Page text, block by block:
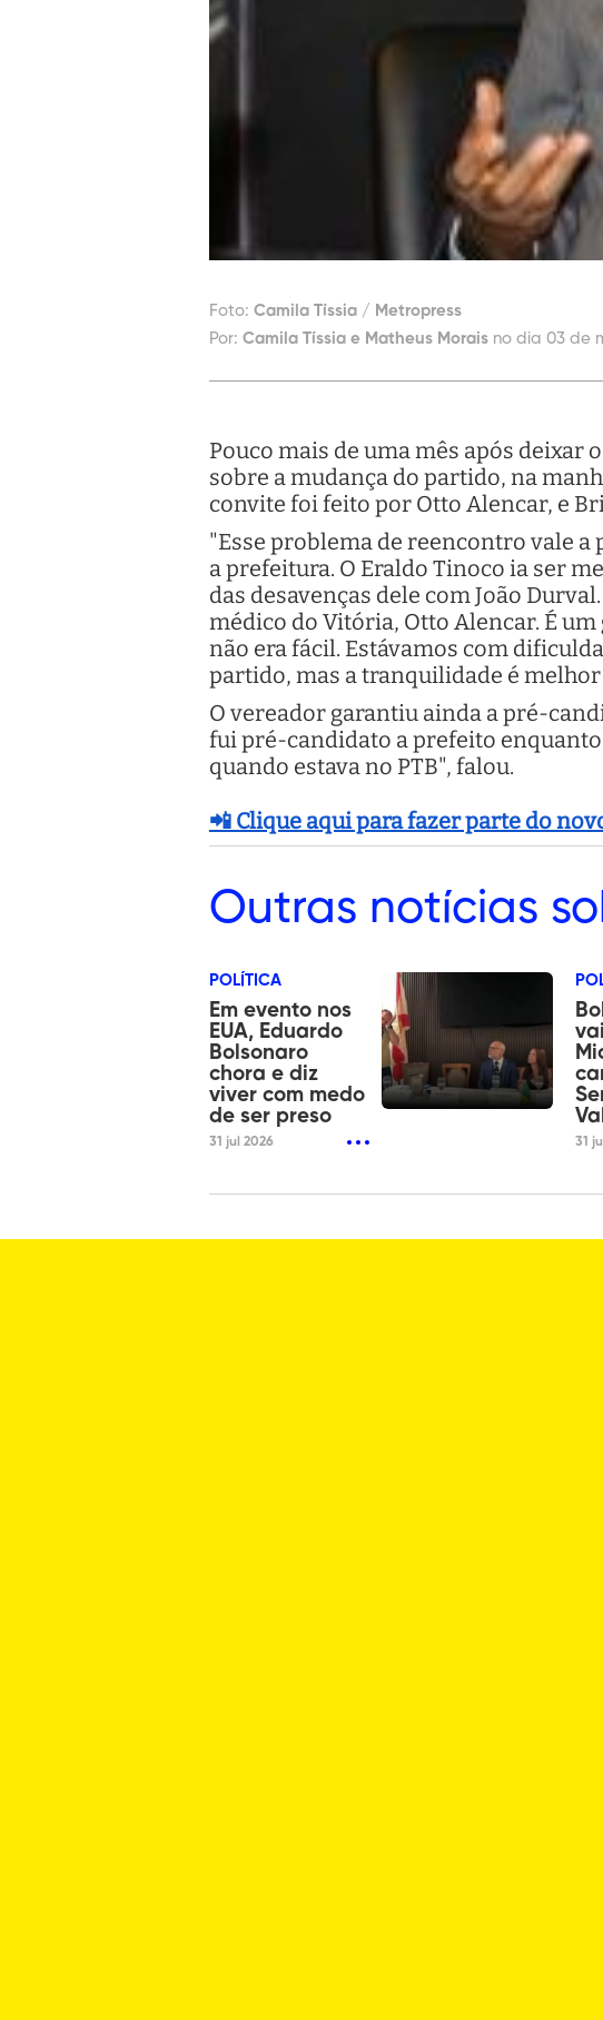
Foto: Camila Tíssia / Metropress
Por: Camila Tíssia e Matheus Morais no dia 03 de
Pouco mais de uma mês após deixar
sobre a mudança do partido, na
convite foi feito por Otto Alencar, e
"Esse problema de reencontro vale
a prefeitura. O Eraldo Tinoco ia ser
das desavenças dele com João
médico do Vitória, Otto Alencar. É
não era fácil. Estávamos com
partido, mas a tranquilidade é
O vereador garantiu ainda a pré-
fui pré-candidato a prefeito enquanto
quando estava no PTB", falou.
📲 Clique aqui para fazer parte do
Outras notícias
POLÍTICA
Em evento nos
EUA, Eduardo
Bolsonaro
chora e diz
viver com medo
de ser preso
31 jul 2026 31